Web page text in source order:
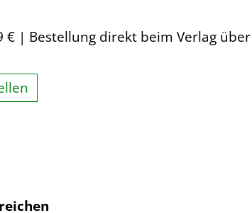
€ | Bestellung direkt beim Verlag über